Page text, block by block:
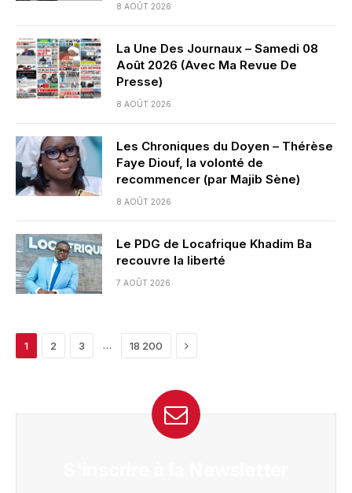
8 AOÛT 2026
La Une Des Journaux – Samedi 08
Août 2026 (Avec Ma Revue De
Presse)
8 AOÛT 2026
Les Chroniques du Doyen – Thérèse
Faye Diouf, la volonté de
recommencer (par Majib Sène)
8 AOÛT 2026
Le PDG de Locafrique Khadim Ba
recouvre la liberté
7 AOÛT 2026
1 2 3 … 18 200 Next